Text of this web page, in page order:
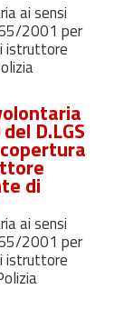
ai sensi
2001 per
istruttore
D.LGS
di
ai sensi
2001 per
istruttore